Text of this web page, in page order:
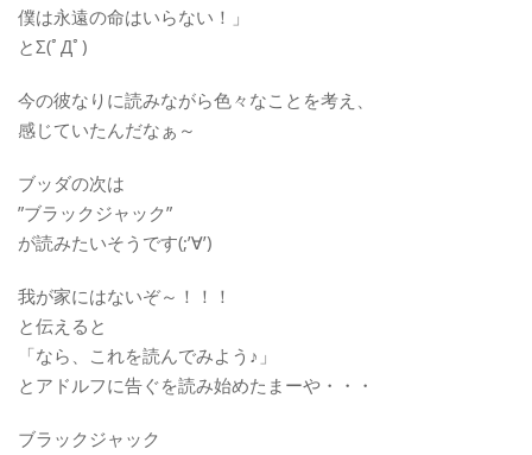
僕は永遠の命はいらない！」
とΣ(ﾟДﾟ)
今の彼なりに読みながら色々なことを考え、
感じていたんだなぁ～
ブッダの次は
”ブラックジャック”
が読みたいそうです(;’∀’)
我が家にはないぞ～！！！
と伝えると
「なら、これを読んでみよう♪」
とアドルフに告ぐを読み始めたまーや・・・
ブラックジャック